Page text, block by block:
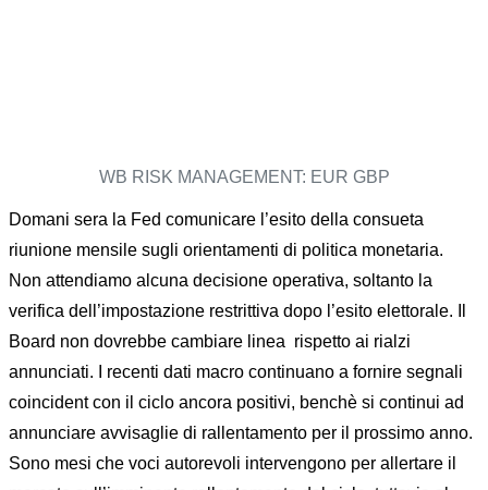
WB RISK MANAGEMENT: EUR GBP
Domani sera la Fed comunicare l’esito della consueta
riunione mensile sugli orientamenti di politica monetaria.
Non attendiamo alcuna decisione operativa, soltanto la
verifica dell’impostazione restrittiva dopo l’esito elettorale. Il
Board non dovrebbe cambiare linea rispetto ai rialzi
annunciati. I recenti dati macro continuano a fornire segnali
coincident con il ciclo ancora positivi, benchè si continui ad
annunciare avvisaglie di rallentamento per il prossimo anno.
Sono mesi che voci autorevoli intervengono per allertare il